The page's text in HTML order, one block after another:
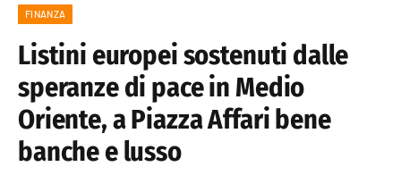
FINANZA
Listini europei sostenuti dalle
speranze di pace in Medio
Oriente, a Piazza Affari bene
banche e lusso